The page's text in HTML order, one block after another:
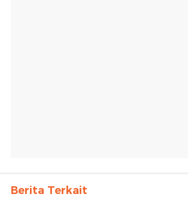
Berita Terkait